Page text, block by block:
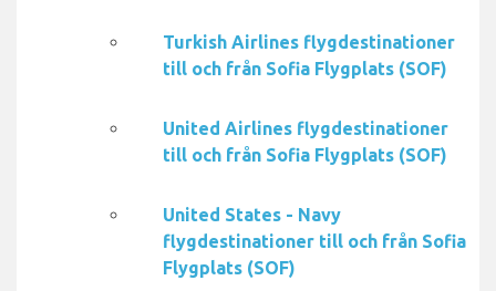
Turkish Airlines flygdestinationer
till och från Sofia Flygplats (SOF)
United Airlines flygdestinationer
till och från Sofia Flygplats (SOF)
United States - Navy
flygdestinationer till och från Sofia
Flygplats (SOF)